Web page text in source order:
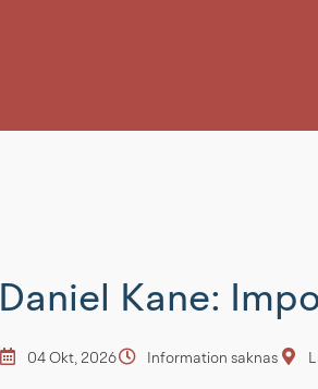
Daniel Kane:
04 Okt, 2026 Information saknas